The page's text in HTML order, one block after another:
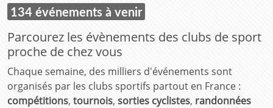
134 événements à venir
Parcourez les évènements des clubs de sport
proche de chez vous
Chaque semaine, des milliers d'événements sont
organisés par les clubs sportifs partout en France :
compétitions, tournois, sorties cyclistes, randonnées